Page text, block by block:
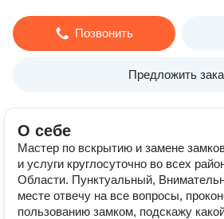
Позвонить
Предложить
О себе
Мастер по вскрытию и замене
и услуги круглосуточно во всех
Области. Пунктуальный,
месте отвечу на все вопросы,
пользованию замком, подскажу